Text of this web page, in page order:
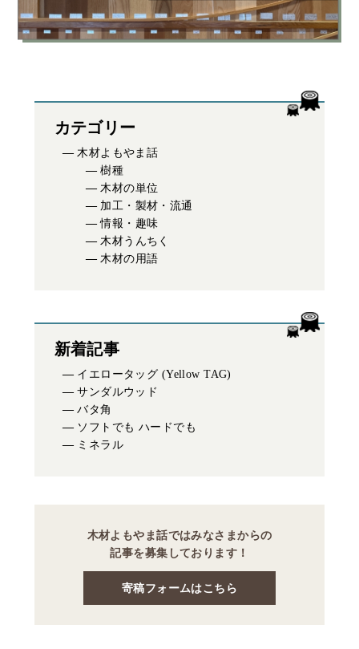
カテゴリー
木材よもやま話
樹種
木材の単位
加工・製材・流通
情報・趣味
木材うんちく
木材の用語
新着記事
イエロータッグ (Yellow TAG)
サンダルウッド
バタ角
ソフトでも ハードでも
ミネラル
木材よもやま話ではみなさまからの
記事を募集しております！
寄稿フォームはこちら